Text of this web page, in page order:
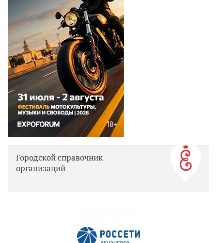
Городской справочник
организаций